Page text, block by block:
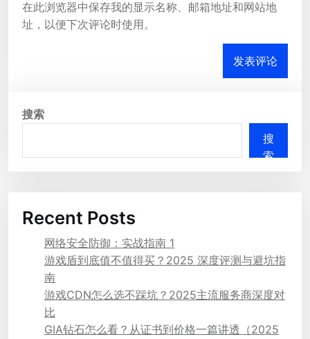
在此浏览器中保存我的显示名称、邮箱地址和网站地
址，以便下次评论时使用。
搜索
搜
索
Recent Posts
网络安全防御：实战指南 1
游戏盾到底值不值得买？2025 深度评测与避坑指
南
游戏CDN怎么选不踩坑？2025主流服务商深度对
比
GIA钻石怎么看？从证书到价格一篇讲透（2025